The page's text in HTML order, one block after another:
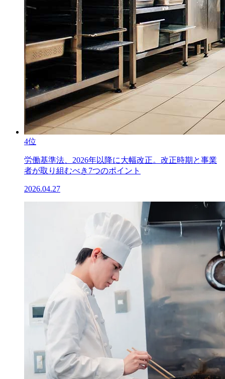
4位
労働基準法、2026年以降に大幅改正。改正時期と事業
者が取り組むべき7つのポイント
2026.04.27